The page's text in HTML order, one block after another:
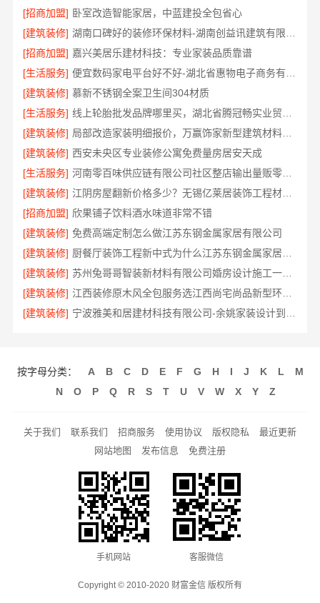
[招商加盟] 卧室改造智能家居，中蓝建投全包省心
[建筑装修]
[招商加盟] 嘉兴美居乐建材科技：专业家装品质靠谱
[生活服务]
[建筑装修] 慕新不锈钢全案卫生间304材质
[生活服务]
[建筑装修]
局部改造家装明细报价，万赢饰家新型建筑材料有限公司精准核算
[建筑装修] 西安未央区专业装修公寓免费量房居安天成
[生活服务]
河南零百味供应链有限公司社区整店输出量贩零食适配全场景
[建筑装修]
江阴房屋翻新价格多少？无锡亿莱居装饰工程材料有限公司全流程品控
[招商加盟] 欣果铺子饮料酒水味道非常不错
[建筑装修] 免费高端定制怎么做江苏东钢金属家居有限公司
[建筑装修]
[建筑装修]
苏州兔哥哥智装新材料有限公司婚房设计施工一体化
[建筑装修]
江西装修原木风全包服务选江西尚宅尚品新型环保材料有限公司
[建筑装修]
按字母分类： A B C D E F G H I J K L
M
N
O P Q R S T U V W X Y Z
关于我们 联系我们 招商服务 使用协议 版权隐私
最近更新
网站地图
发布信息 免费注册
手机网站 客服微信
Copyright © 2010-2020 财富金信 版权所有